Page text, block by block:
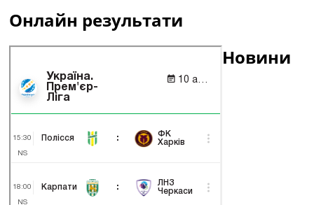
Онлайн результати
Новини